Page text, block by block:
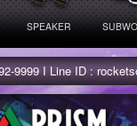
SPEAKER
9999 I Line ID :